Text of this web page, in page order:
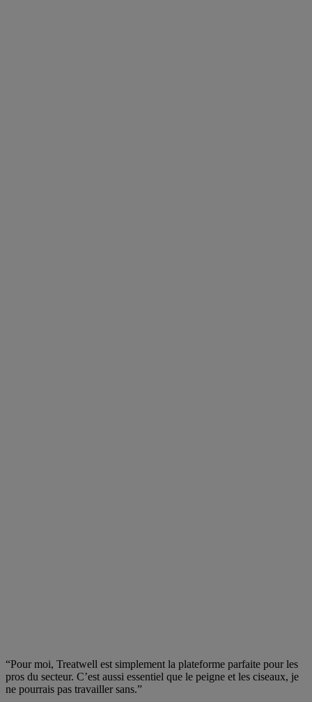
“Pour moi, Treatwell est simplement la plateforme parfaite pour les
pros du secteur. C’est aussi essentiel que le peigne et les ciseaux, je
ne pourrais pas travailler sans.”